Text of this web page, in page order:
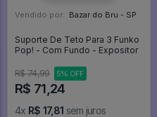
Vendido por: Bazar do Bru - SP
Suporte De Teto Para 3 Funko
Pop! - Com Fundo - Expositor
R$ 74,99 5% OFF
R$ 71,24
4x R$ 17,81 sem juros